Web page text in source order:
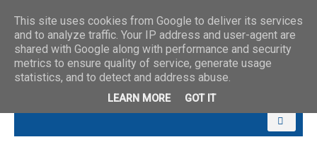
This site uses cookies from Google to deliver its services
and to analyze traffic. Your IP address and user-agent are
shared with Google along with performance and security
metrics to ensure quality of service, generate usage
statistics, and to detect and address abuse.
LEARN MORE GOT IT